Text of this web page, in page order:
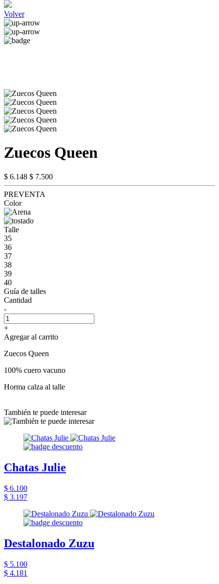
Volver
Zuecos Queen
$ 6.148 $ 7.500
PREVENTA
Color
Talle
35
36
37
38
39
40
Guía de talles
Cantidad
-
+
Agregar al carrito
Zuecos Queen
100% cuero vacuno
Horma calza al talle
También te puede interesar
Chatas Julie
$ 6.100
$ 3.197
Destalonado Zuzu
$ 5.100
$ 4.181